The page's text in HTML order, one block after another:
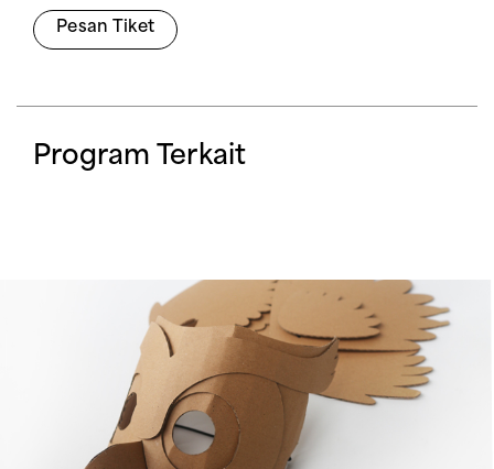
Pesan Tiket
Program Terkait